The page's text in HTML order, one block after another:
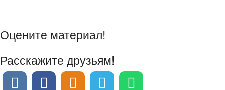
Оцените материал!
Расскажите друзьям!